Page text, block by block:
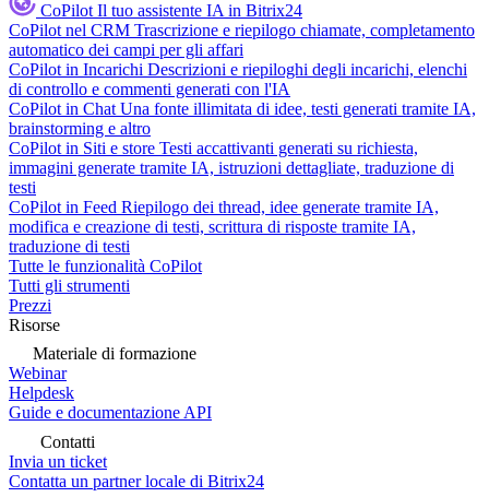
CoPilot Il tuo assistente IA in Bitrix24
CoPilot nel CRM Trascrizione e riepilogo chiamate, completamento
automatico dei campi per gli affari
CoPilot in Incarichi Descrizioni e riepiloghi degli incarichi, elenchi
di controllo e commenti generati con l'IA
CoPilot in Chat Una fonte illimitata di idee, testi generati tramite IA,
brainstorming e altro
CoPilot in Siti e store Testi accattivanti generati su richiesta,
immagini generate tramite IA, istruzioni dettagliate, traduzione di
testi
CoPilot in Feed Riepilogo dei thread, idee generate tramite IA,
modifica e creazione di testi, scrittura di risposte tramite IA,
traduzione di testi
Tutte le funzionalità CoPilot
Tutti gli strumenti
Prezzi
Risorse
Materiale di formazione
Webinar
Helpdesk
Guide e documentazione API
Contatti
Invia un ticket
Contatta un partner locale di Bitrix24